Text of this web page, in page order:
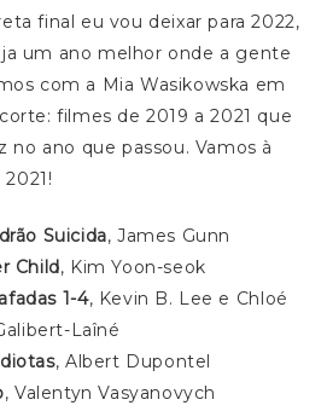
final eu vou deixar para 2022,
um ano melhor onde a gente
com a Mia Wasikowska em
filmes de 2019 a 2021 que
no ano que passou. Vamos à
Suicida, James Gunn
Child, Kim Yoon-seok
1-4, Kevin B. Lee e Chloé
Laîné
, Albert Dupontel
, Valentyn Vasyanovych